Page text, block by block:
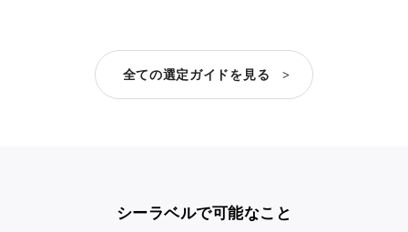
全ての選定ガイドを見る >
シーラベルで可能なこと